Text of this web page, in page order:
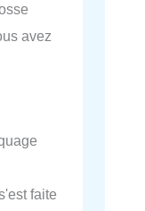
avez
faite